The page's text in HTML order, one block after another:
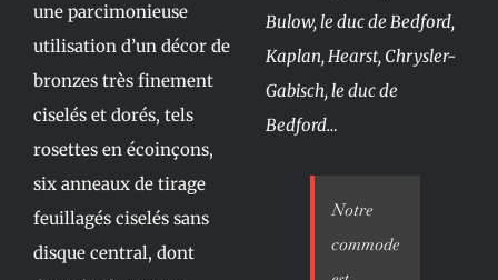
une parcimonieuse
utilisation d’un décor de
bronzes très finement
ciselés et dorés, tels
rosettes en écoinçons,
six anneaux de tirage
feuillagés ciselés sans
disque central, dont
Bulow, le duc de Bedford,
Kaplan, Hearst, Chrysler-
Gabisch, le duc de
Bedford…
Notre
commode